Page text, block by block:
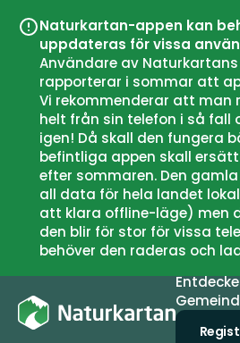
Naturkartan-appen kan
uppdateras för vissa
Användare av
rapporterar i sommar att
Vi rekommenderar att man
helt från sin telefon i så fall
igen! Då skall den fungera
befintliga appen skall
efter sommaren. Den
all data för hela landet
att klara offline-läge) men
den blir för stor för vissa
behöver den raderas och